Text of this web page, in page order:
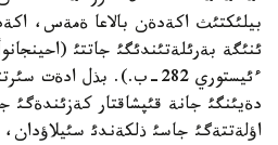
بيلئكتئث اكةدةن بالاعا ةمةس،
ئنئگة بةرئلةتئندئگئ جاتتئ
ءئيستوري 282-ب.). بذل
دةيئنگئ جانة قئپشاقتار كةزئندةگئ
اؤلةتتةگئ جاسئ ذلكةندئ